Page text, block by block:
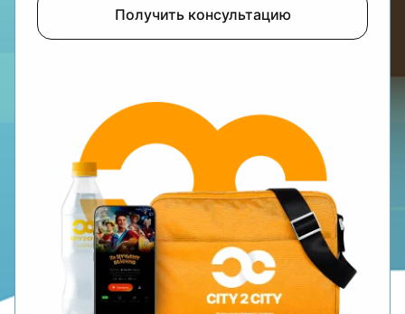
Получить консультацию